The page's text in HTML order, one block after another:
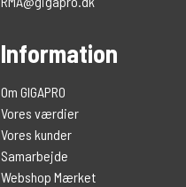
Information
Om GIGAPRO
Vores værdier
Vores kunder
Samarbejde
Webshop Mærket